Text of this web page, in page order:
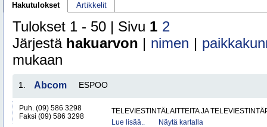
Hakutulokset Artikkelit
Tulokset 1 - 50 | Sivu 1 2
Järjestä hakuarvon | nimen |
mukaan
1. Abcom ESPOO
Puh. (09) 586 3298
Faksi (09) 586 3298
TELEVIESTINTÄLAITTEITA JA
Lue lisää..
Näytä kartalla